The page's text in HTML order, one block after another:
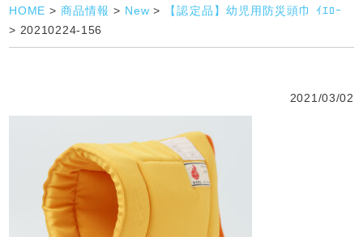
HOME > 商品情報 > New >
【認定品】幼児用防災頭巾 ｲｴﾛｰ
> 20210224-156
2021/03/02